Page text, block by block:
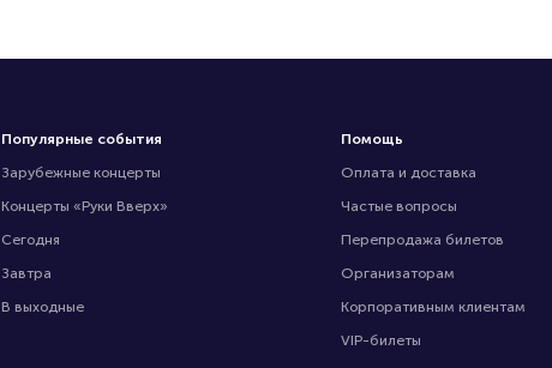
Популярные события
Зарубежные концерты
Концерты «Руки Вверх»
Сегодня
Завтра
В выходные
Помощь
Оплата и доставка
Частые вопросы
Перепродажа билетов
Организаторам
Корпоративным клиентам
VIP-билеты